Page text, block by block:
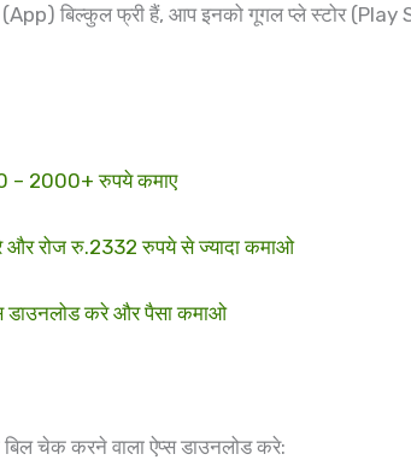
बिल्कुल फ्री हैं, आप इनको गूगल प्ले स्टोर (Play
– 2000+ रुपये कमाए
रोज रु.2332 रुपये से ज्यादा कमाओ
करे और पैसा कमाओ
बिल चेक करने वाला ऐप्स डाउनलोड करे: